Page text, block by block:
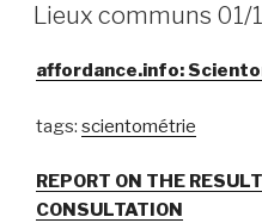
LE
Lieux communs
affordance.info:
tags: scientométrie
REPORT ON THE
CONSULTATION